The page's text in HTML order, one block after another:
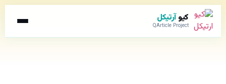
کیوآرتیکل
QArticle Project